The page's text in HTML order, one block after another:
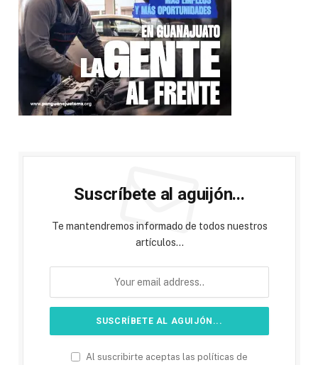
Suscríbete al aguijón...
Te mantendremos informado de todos nuestros
artículos...
Al suscribirte aceptas las políticas de